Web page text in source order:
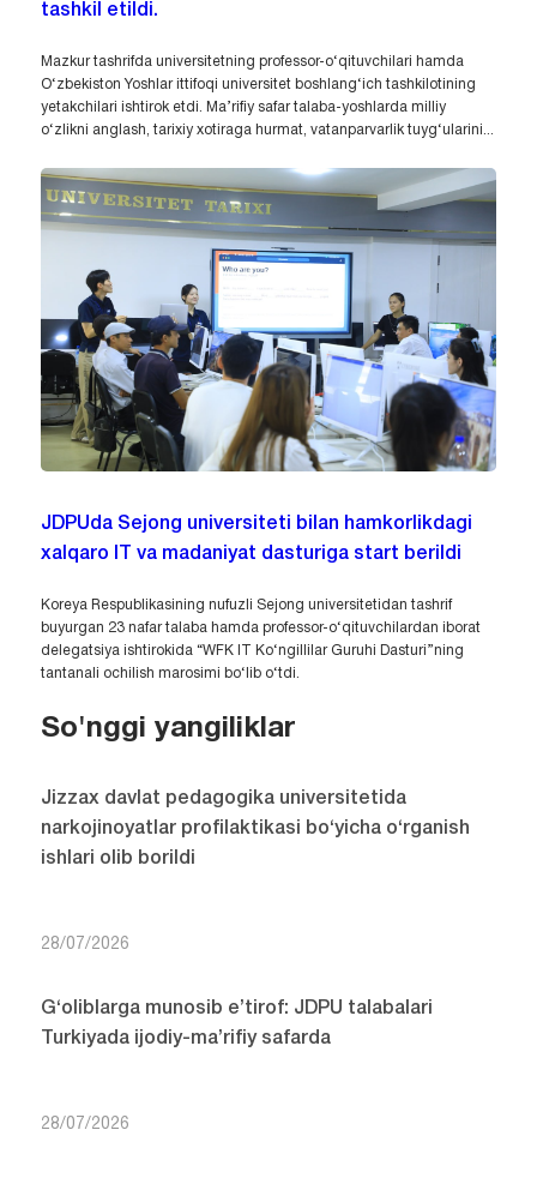
tashkil etildi.
Mazkur tashrifda universitetning professor-o‘qituvchilari hamda
O‘zbekiston Yoshlar ittifoqi universitet boshlang‘ich tashkilotining
yetakchilari ishtirok etdi. Ma’rifiy safar talaba-yoshlarda milliy
o‘zlikni anglash, tarixiy xotiraga hurmat, vatanparvarlik tuyg‘ularini...
JDPUda Sejong universiteti bilan hamkorlikdagi
xalqaro IT va madaniyat dasturiga start berildi
Koreya Respublikasining nufuzli Sejong universitetidan tashrif
buyurgan 23 nafar talaba hamda professor-o‘qituvchilardan iborat
delegatsiya ishtirokida “WFK IT Ko‘ngillilar Guruhi Dasturi”ning
tantanali ochilish marosimi bo‘lib o‘tdi.
So'nggi yangiliklar
Jizzax davlat pedagogika universitetida
narkojinoyatlar profilaktikasi bo‘yicha o‘rganish
ishlari olib borildi
28/07/2026
G‘oliblarga munosib e’tirof: JDPU talabalari
Turkiyada ijodiy-ma’rifiy safarda
28/07/2026